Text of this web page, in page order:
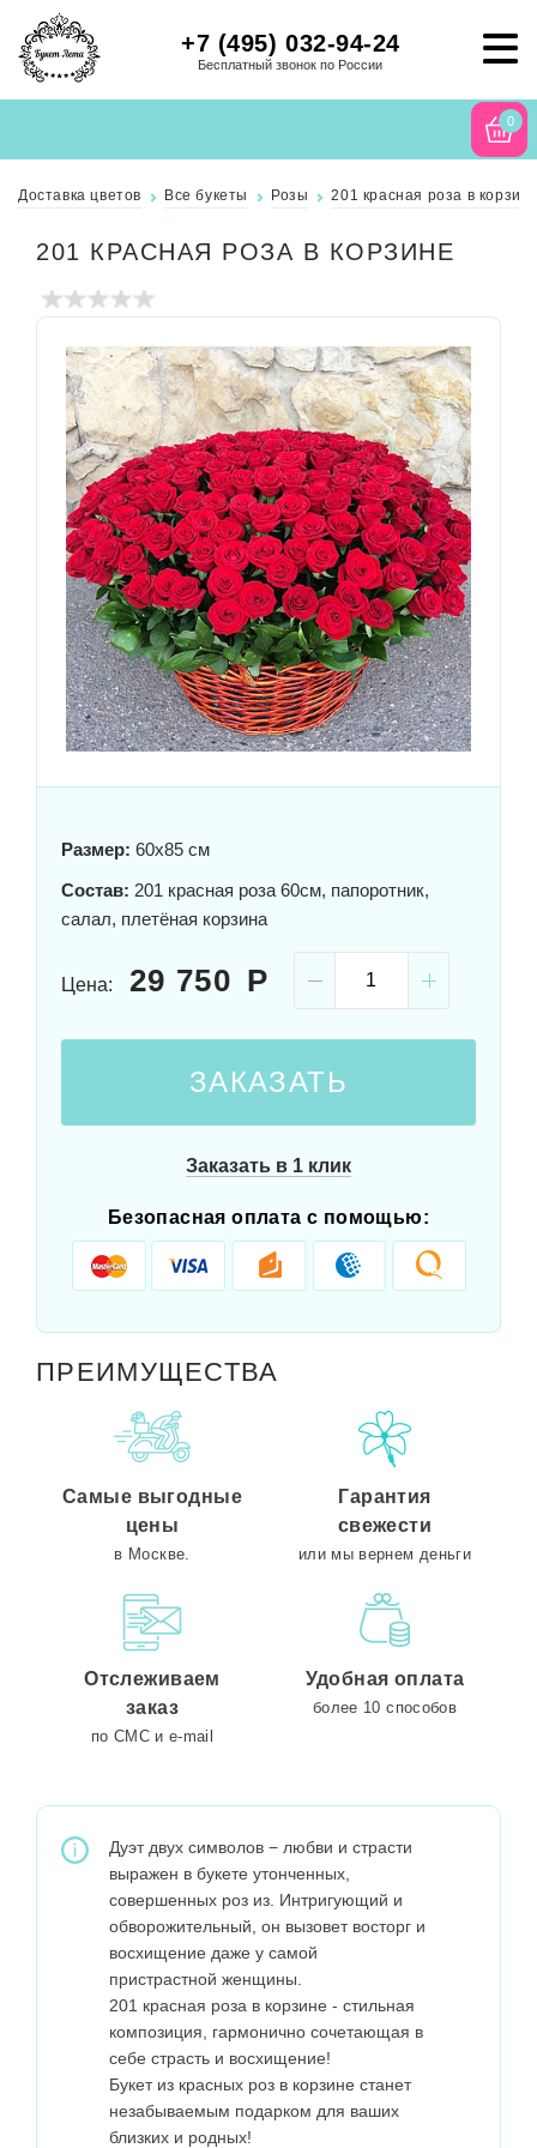
+7 (495) 032-94-24
Бесплатный звонок по России
0
Доставка цветов Все букеты Розы 201 красная роза в
201 КРАСНАЯ РОЗА В КОРЗИНЕ
Размер: 60x85 см
Состав: 201 красная роза 60см, папоротник,
салал, плетёная корзина
Цена: 29 750
ЗАКАЗАТЬ
Заказать в 1 клик
Безопасная оплата с помощью:
ПРЕИМУЩЕСТВА
Самые выгодные
цены
в Москве.
Гарантия
свежести
или мы вернем деньги
Отслеживаем
заказ
по СМС и e-mail
Удобная оплата
более 10 способов
Дуэт двух символов − любви и страсти
выражен в букете утонченных,
совершенных роз из. Интригующий и
обворожительный, он вызовет восторг и
восхищение даже у самой
пристрастной женщины.
201 красная роза в корзине - стильная
композиция, гармонично сочетающая в
себе страсть и восхищение!
Букет из красных роз в корзине станет
незабываемым подарком для ваших
близких и родных!